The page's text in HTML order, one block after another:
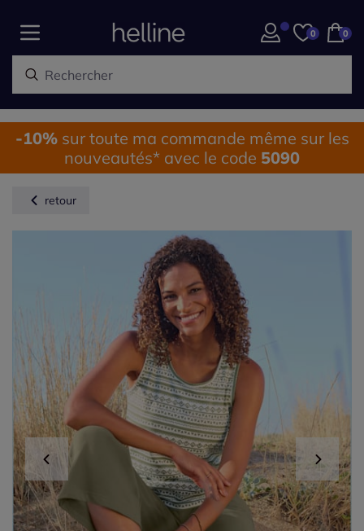
0 0
-10%sur toute ma commande même sur les
nouveautés* avec le code 5090
retour